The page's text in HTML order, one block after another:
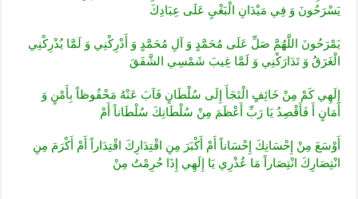
يَسْرَحُونَ وَ فِي مَيْدَانِ الْبَغْيِ عَلَى عِبَادِكَ
يَمْرَحُونَ اللَّهُمَّ صَلِّ عَلَى مُحَمَّدٍ وَ آلِ مُحَمَّدٍ وَ أَدْرِكْنِي وَ لَمَّا يُدْرِكْنِي
الْغَرَقُ وَ تَدَارَكْنِي وَ لَمَّا غِيبَ شَمْسِي الشَّفَقَ
إِلَهِي كَمْ مِنْ خَائِفٍ الْتَجَأَ إِلَى سُلْطَانٍ فَآبَ عَنْهُ مَحْفُوظاً بِأَمْنٍ وَ
أَمَانٍ أَ فَأَقْصِدُ يَا رَبِّ أَعْظَمَ مِنْ سُلْطَانِكَ سُلْطَاناً أَمْ
أَوْسَعَ مِنْ إِحْسَانِكَ إِحْسَاناً أَمْ أَكْبَرَ مِنِ اقْتِدَارِكَ اقْتِدَاراً أَمْ أَكْرَمَ مِنِ
انْتِصَارِكَ انْتِصَاراً مَا عُذْرِي يَا إِلَهِي إِذَا حُرِمْتُ مِنْ